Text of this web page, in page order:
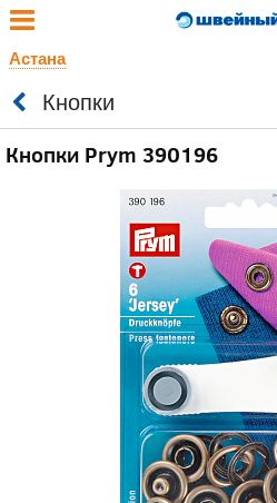
Астана
Кнопки
Кнопки Prym 390196